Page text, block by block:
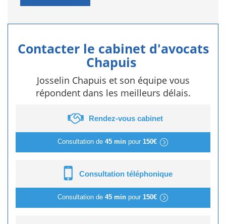
Contacter le cabinet d'avocats
Chapuis
Josselin Chapuis et son équipe vous
répondent dans les meilleurs délais.
Rendez-vous cabinet
Consultation de 45 minpour 150€
Consultation téléphonique
Consultation de 45 minpour 150€